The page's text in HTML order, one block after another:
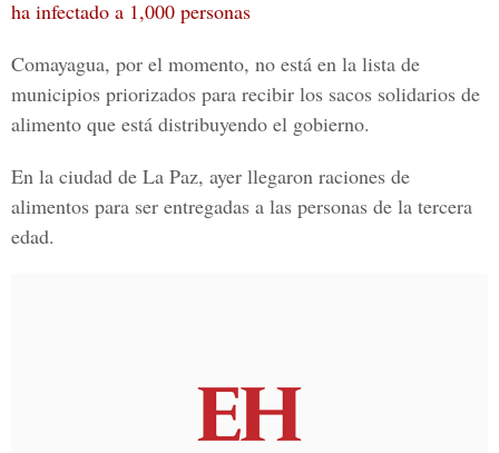
ha infectado a 1,000 personas
Comayagua, por el momento, no está en la lista de
municipios priorizados para recibir los sacos solidarios de
alimento que está distribuyendo el gobierno.
En la ciudad de La Paz, ayer llegaron raciones de
alimentos para ser entregadas a las personas de la tercera
edad.